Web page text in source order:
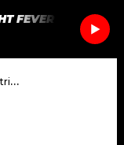
SEZNAM.CZ
FEVER